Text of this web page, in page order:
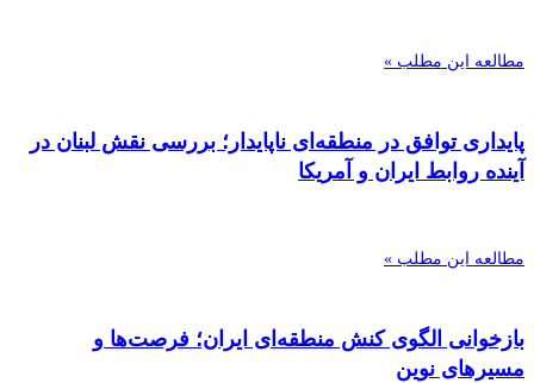
مطالعه این مطلب »
پایداری توافق در منطقه‌ای ناپایدار؛ بررسی نقش لبنان در
آینده روابط ایران و آمریکا
مطالعه این مطلب »
بازخوانی الگوی کنش منطقه‌ای ایران؛ فرصت‌ها و
مسیرهای نوین